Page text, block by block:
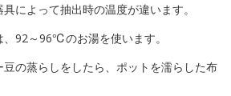
によって抽出時の温度が違います。
92～96℃のお湯を使います。
の蒸らしをしたら、ポットを濡らした布